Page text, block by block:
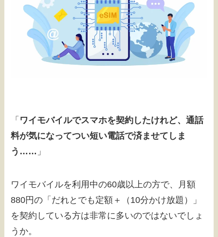
「 ワイモバイルでスマホを契約したけれど、通話
料が気になってつい短い電話で済ませてしま
う…… 」
ワイモバイルを利用中の60歳以上の方で、月額
880円の「だれとでも定額＋（10分かけ放題）」
を契約している方は非常に多いのではないでしょ
うか。